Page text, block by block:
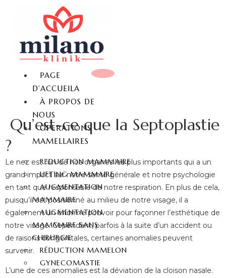
PAGE
D’ACCUEILA
À PROPOS DE
NOUS
OPERATIONS
MAMELLAIRES
REDUCTION MAMMAIRE
LIFTING MAMMAIRE
AUGMENTATION
MAMMAIRE
AUGMENTATION
MAMMAIRE SANS
CHIRURGIE
RÉDUCTION MAMELON
GYNECOMASTIE
Qu’est-ce que la Septoplastie
?
Le nez est l’un de nos organes les plus importants qui a un
grand impact sur notre santé générale et notre psychologie
en tant que responsable de notre respiration. En plus de cela,
puisqu’il est positionné au milieu de notre visage, il a
également un énorme pouvoir pour façonner l’esthétique de
notre visage. Cependant, parfois à la suite d’un accident ou
de raisons congénitales, certaines anomalies peuvent
survenir.
L’une de ces anomalies est la déviation de la cloison nasale.